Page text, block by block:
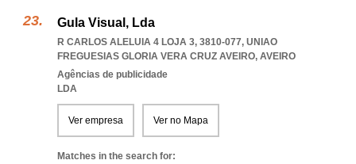
Gula Visual, Lda
R CARLOS ALELUIA 4 LOJA 3, 3810-077, UNIAO
FREGUESIAS GLORIA VERA CRUZ AVEIRO, AVEIRO
Agências de publicidade
LDA
Ver empresa Ver no Mapa
Matches in the search for: